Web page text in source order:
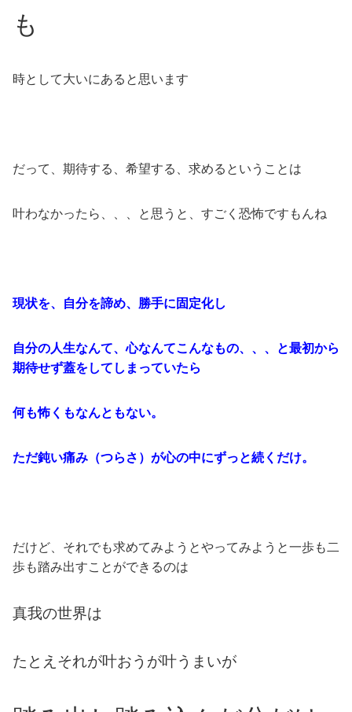
も
時として大いにあると思います
だって、期待する、希望する、求めるということは
叶わなかったら、、、と思うと、すごく恐怖ですもんね
現状を、自分を諦め、勝手に固定化し
自分の人生なんて、心なんてこんなもの、、、と最初から
期待せず蓋をしてしまっていたら
何も怖くもなんともない。
ただ鈍い痛み（つらさ）が心の中にずっと続くだけ。
だけど、それでも求めてみようとやってみようと一歩も二
歩も踏み出すことができるのは
真我の世界は
たとえそれが叶おうが叶うまいが